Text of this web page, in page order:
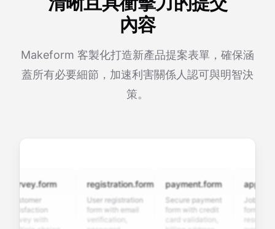
內容
Makeform 客製化打造新產品提案表單，確保涵
蓋所有必要細節，加速利害關係人認可與明智決
策。
with
registration.form
User registration
form with email
verification,
payment.form
Secure payment
form with credit
card validation,
Job
form with
resume